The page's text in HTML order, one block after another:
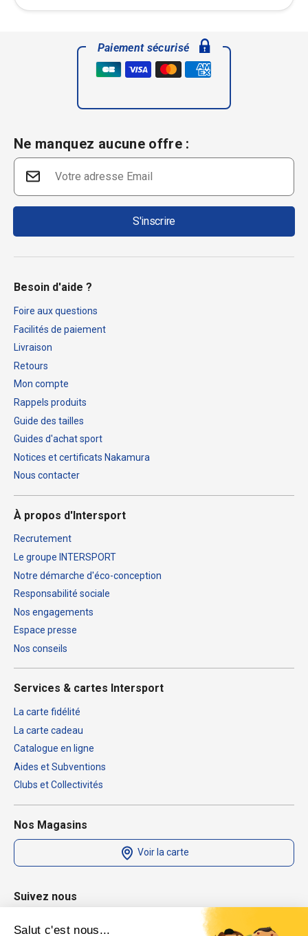
Salut c'est nous...
Paiement sécurisé
Ne manquez aucune offre :
S'inscrire
Besoin d'aide ?
Foire aux questions
Facilités de paiement
Livraison
Retours
Mon compte
Rappels produits
Guide des tailles
Guides d'achat sport
Notices et certificats Nakamura
Nous contacter
À propos d'Intersport
Recrutement
Le groupe INTERSPORT
Notre démarche d'éco-conception
Responsabilité sociale
Nos engagements
Espace presse
Nos conseils
Services & cartes Intersport
La carte fidélité
La carte cadeau
Catalogue en ligne
Aides et Subventions
Clubs et Collectivités
Nos Magasins
Voir la carte
Suivez nous